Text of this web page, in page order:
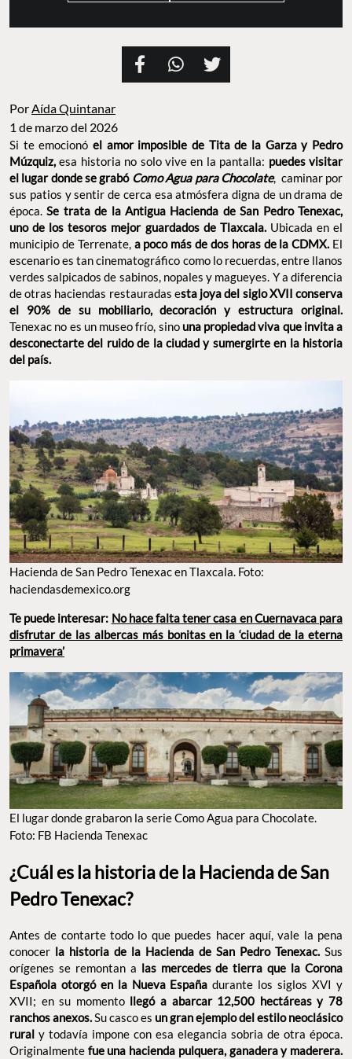
PorAída Quintanar
1 de marzo del 2026
Si te emocionó el amor imposible de Tita de la Garza y Pedro
Múzquiz, esa historia no solo vive en la pantalla: puedes visitar
el lugar donde se grabó Como Agua para Chocolate, caminar por
sus patios y sentir de cerca esa atmósfera digna de un drama de
época.Se trata de la Antigua Hacienda de San Pedro Tenexac,
uno de los tesoros mejor guardados de Tlaxcala.Ubicada en el
municipio de Terrenate, a poco más de dos horas de la CDMX. El
escenario es tan cinematográfico como lo recuerdas, entre llanos
verdes salpicados de sabinos, nopales y magueyes. Y a diferencia
de otras haciendas restauradas esta joya del siglo XVII conserva
el 90% de su mobiliario, decoración y estructura original.
Tenexac no es un museo frío, sino una propiedad viva que invita a
desconectarte del ruido de la ciudad y sumergirte en la historia
del país.
Hacienda de San Pedro Tenexac en Tlaxcala. Foto:
haciendasdemexico.org
Te puede interesar: No hace falta tener casa en Cuernavaca para
disfrutar de las albercas más bonitas en la ‘ciudad de la eterna
primavera’
El lugar donde grabaron la serie Como Agua para Chocolate.
Foto: FB Hacienda Tenexac
¿Cuál es la historia de la Hacienda de San
Pedro Tenexac?
Antes de contarte todo lo que puedes hacer aquí, vale la pena
conocer la historia de la Hacienda de San Pedro Tenexac. Sus
orígenes se remontan a las mercedes de tierra que la Corona
Española otorgó en la Nueva Españadurante los siglos XVI y
XVII; en su momentollegó a abarcar 12,500 hectáreas y 78
ranchos anexos.Su casco es un gran ejemplo del estilo neoclásico
rural y todavía impone con esa elegancia sobria de otra época.
Originalmente fue una hacienda pulquera, ganadera y maderera.